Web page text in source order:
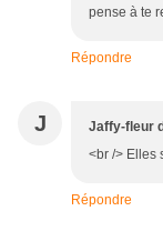
pense à te
Répondre
J Jaffy-fleur
<br /> Elles
Répondre